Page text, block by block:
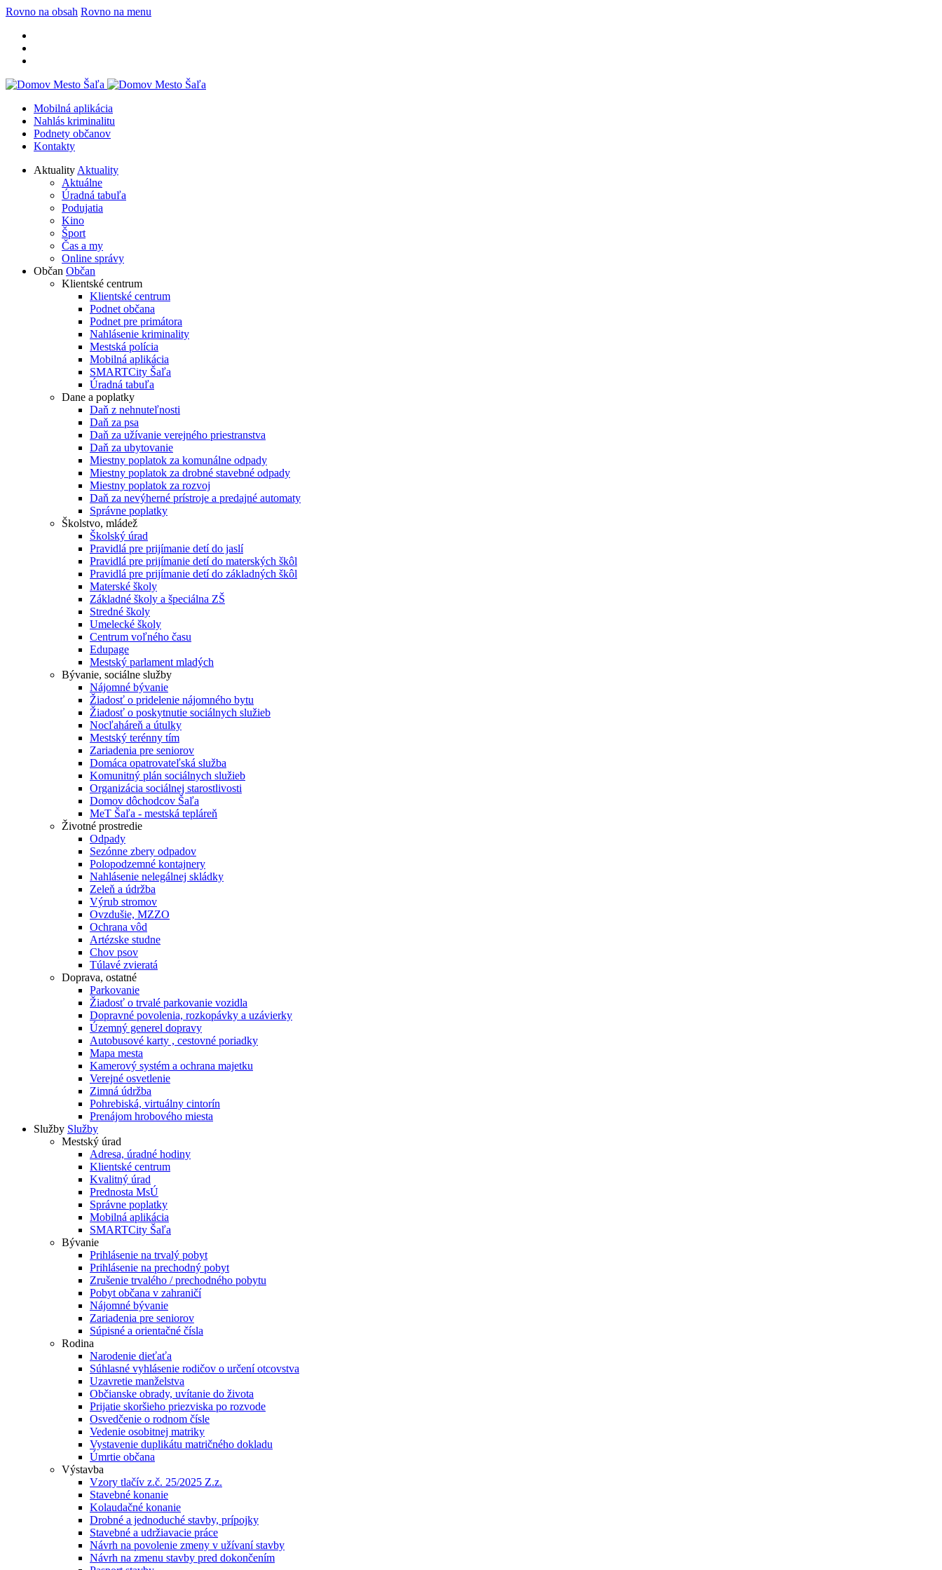
Rovno na obsah Rovno na menu
Mobilná aplikácia
Nahlás kriminalitu
Podnety občanov
Kontakty
Aktuality Aktuality
Aktuálne
Úradná tabuľa
Podujatia
Kino
Šport
Čas a my
Online správy
Občan Občan
Klientské centrum
Klientské centrum
Podnet občana
Podnet pre primátora
Nahlásenie kriminality
Mestská polícia
Mobilná aplikácia
SMARTCity Šaľa
Úradná tabuľa
Dane a poplatky
Daň z nehnuteľnosti
Daň za psa
Daň za užívanie verejného priestranstva
Daň za ubytovanie
Miestny poplatok za komunálne odpady
Miestny poplatok za drobné stavebné odpady
Miestny poplatok za rozvoj
Daň za nevýherné prístroje a predajné automaty
Správne poplatky
Školstvo, mládež
Školský úrad
Pravidlá pre prijímanie detí do jaslí
Pravidlá pre prijímanie detí do materských škôl
Pravidlá pre prijímanie detí do základných škôl
Materské školy
Základné školy a špeciálna ZŠ
Stredné školy
Umelecké školy
Centrum voľného času
Edupage
Mestský parlament mladých
Bývanie, sociálne služby
Nájomné bývanie
Žiadosť o pridelenie nájomného bytu
Žiadosť o poskytnutie sociálnych služieb
Nocľaháreň a útulky
Mestský terénny tím
Zariadenia pre seniorov
Domáca opatrovateľská služba
Komunitný plán sociálnych služieb
Organizácia sociálnej starostlivosti
Domov dôchodcov Šaľa
MeT Šaľa - mestská tepláreň
Životné prostredie
Odpady
Sezónne zbery odpadov
Polopodzemné kontajnery
Nahlásenie nelegálnej skládky
Zeleň a údržba
Výrub stromov
Ovzdušie, MZZO
Ochrana vôd
Artézske studne
Chov psov
Túlavé zvieratá
Doprava, ostatné
Parkovanie
Žiadosť o trvalé parkovanie vozidla
Dopravné povolenia, rozkopávky a uzávierky
Územný generel dopravy
Autobusové karty , cestovné poriadky
Mapa mesta
Kamerový systém a ochrana majetku
Verejné osvetlenie
Zimná údržba
Pohrebiská, virtuálny cintorín
Prenájom hrobového miesta
Služby Služby
Mestský úrad
Adresa, úradné hodiny
Klientské centrum
Kvalitný úrad
Prednosta MsÚ
Správne poplatky
Mobilná aplikácia
SMARTCity Šaľa
Bývanie
Prihlásenie na trvalý pobyt
Prihlásenie na prechodný pobyt
Zrušenie trvalého / prechodného pobytu
Pobyt občana v zahraničí
Nájomné bývanie
Zariadenia pre seniorov
Súpisné a orientačné čísla
Rodina
Narodenie dieťaťa
Súhlasné vyhlásenie rodičov o určení otcovstva
Uzavretie manželstva
Občianske obrady, uvítanie do života
Prijatie skoršieho priezviska po rozvode
Osvedčenie o rodnom čísle
Vedenie osobitnej matriky
Vystavenie duplikátu matričného dokladu
Úmrtie občana
Výstavba
Vzory tlačív z.č. 25/2025 Z.z.
Stavebné konanie
Kolaudačné konanie
Drobné a jednoduché stavby, prípojky
Stavebné a udržiavacie práce
Návrh na povolenie zmeny v užívaní stavby
Návrh na zmenu stavby pred dokončením